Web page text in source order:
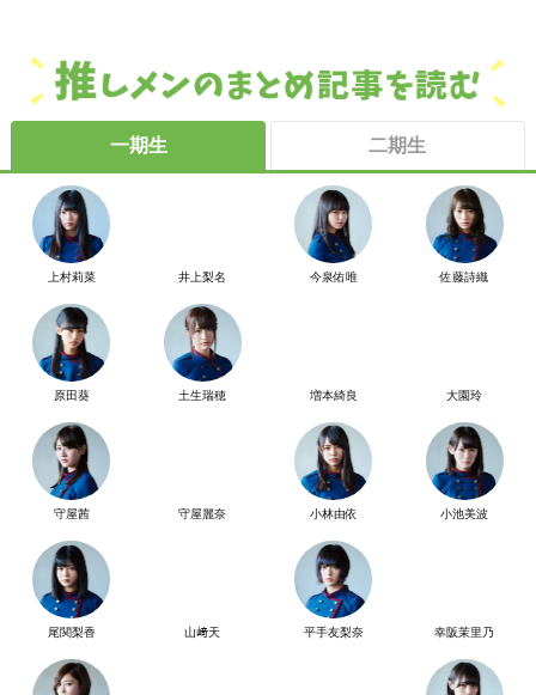
一期生 二期生
上村莉菜 井上梨名 今泉佑唯 佐藤詩織
原田葵 土生瑞穂 増本綺良 大園玲
守屋茜 守屋麗奈 小林由依 小池美波
尾関梨香 山﨑天 平手友梨奈 幸阪茉里乃